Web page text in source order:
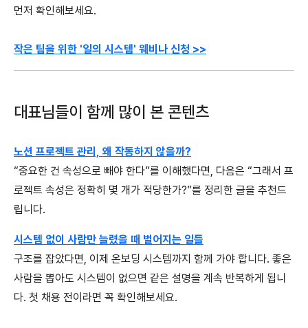
먼저 확인해보세요.
작은 팀을 위한 '일의 시스템' 웨비나 신청 >>
대표님들이 함께 많이 본 콘텐츠
노션 프로젝트 관리, 왜 작동하지 않을까?
“중요한 건 속성으로 빼야 한다”를 이해했다면, 다음은 “그래서 프
로젝트 속성은 정확히 몇 개가 적당한가?”를 정리한 글을 추천드
립니다.
시스템 없이 사람만 늘렸을 때 벌어지는 일들
구조를 잡았다면, 이제 온보딩 시스템까지 함께 가야 합니다. 좋은
사람을 뽑아도 시스템이 없으면 같은 설명을 계속 반복하게 됩니
다. 첫 채용 전이라면 꼭 확인해보세요.